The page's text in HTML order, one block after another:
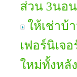
ส่วน 3นอ
ให้เช่าบ้
เฟอร์นิเจ
ใหม่ทั้งหลัง